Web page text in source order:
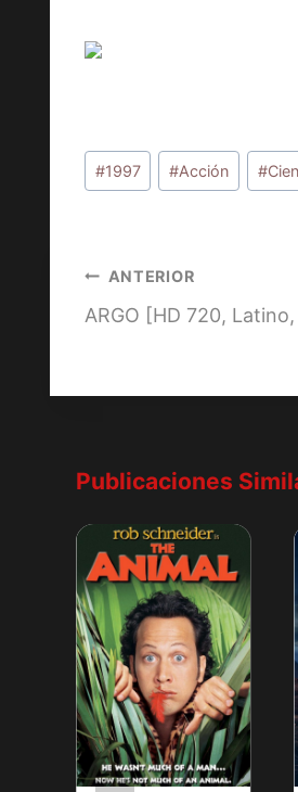
Etiquetas
de
#1997 #Acción #
Navegación
de
ANTERIOR
ARGO [HD 720, Latino,
Publicaciones